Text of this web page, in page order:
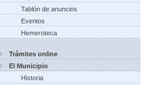
Tablón de anuncios
Eventos
Hemeroteca
Trámites online
El Municipio
Historia